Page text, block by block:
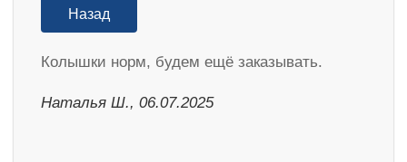
Назад
Колышки норм, будем ещё заказывать.
Наталья Ш., 06.07.2025